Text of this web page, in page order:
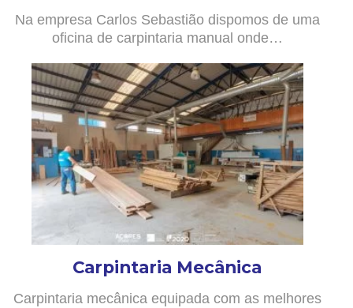
Na empresa Carlos Sebastião dispomos de uma
oficina de carpintaria manual onde…
Carpintaria Mecânica
Carpintaria mecânica equipada com as melhores